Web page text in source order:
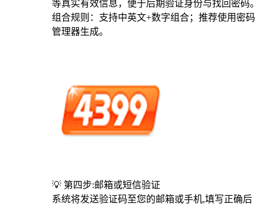
等真实有效信息，便于后期验证身份与找回密码。
组合规则：支持中英文+数字组合；推荐使用密码
管理器生成。
💡 第四步:邮箱或短信验证
系统将发送验证码至您的邮箱或手机,填写正确后